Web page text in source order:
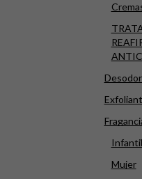
Infantil
Mujer